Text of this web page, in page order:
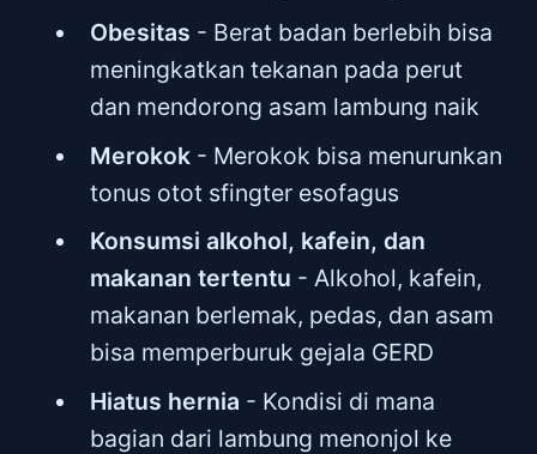
Obesitas - Berat badan berlebih bisa
meningkatkan tekanan pada perut
dan mendorong asam lambung naik
Merokok - Merokok bisa menurunkan
tonus otot sfingter esofagus
Konsumsi alkohol, kafein, dan
makanan tertentu - Alkohol, kafein,
makanan berlemak, pedas, dan asam
bisa memperburuk gejala GERD
Hiatus hernia - Kondisi di mana
bagian dari lambung menonjol ke